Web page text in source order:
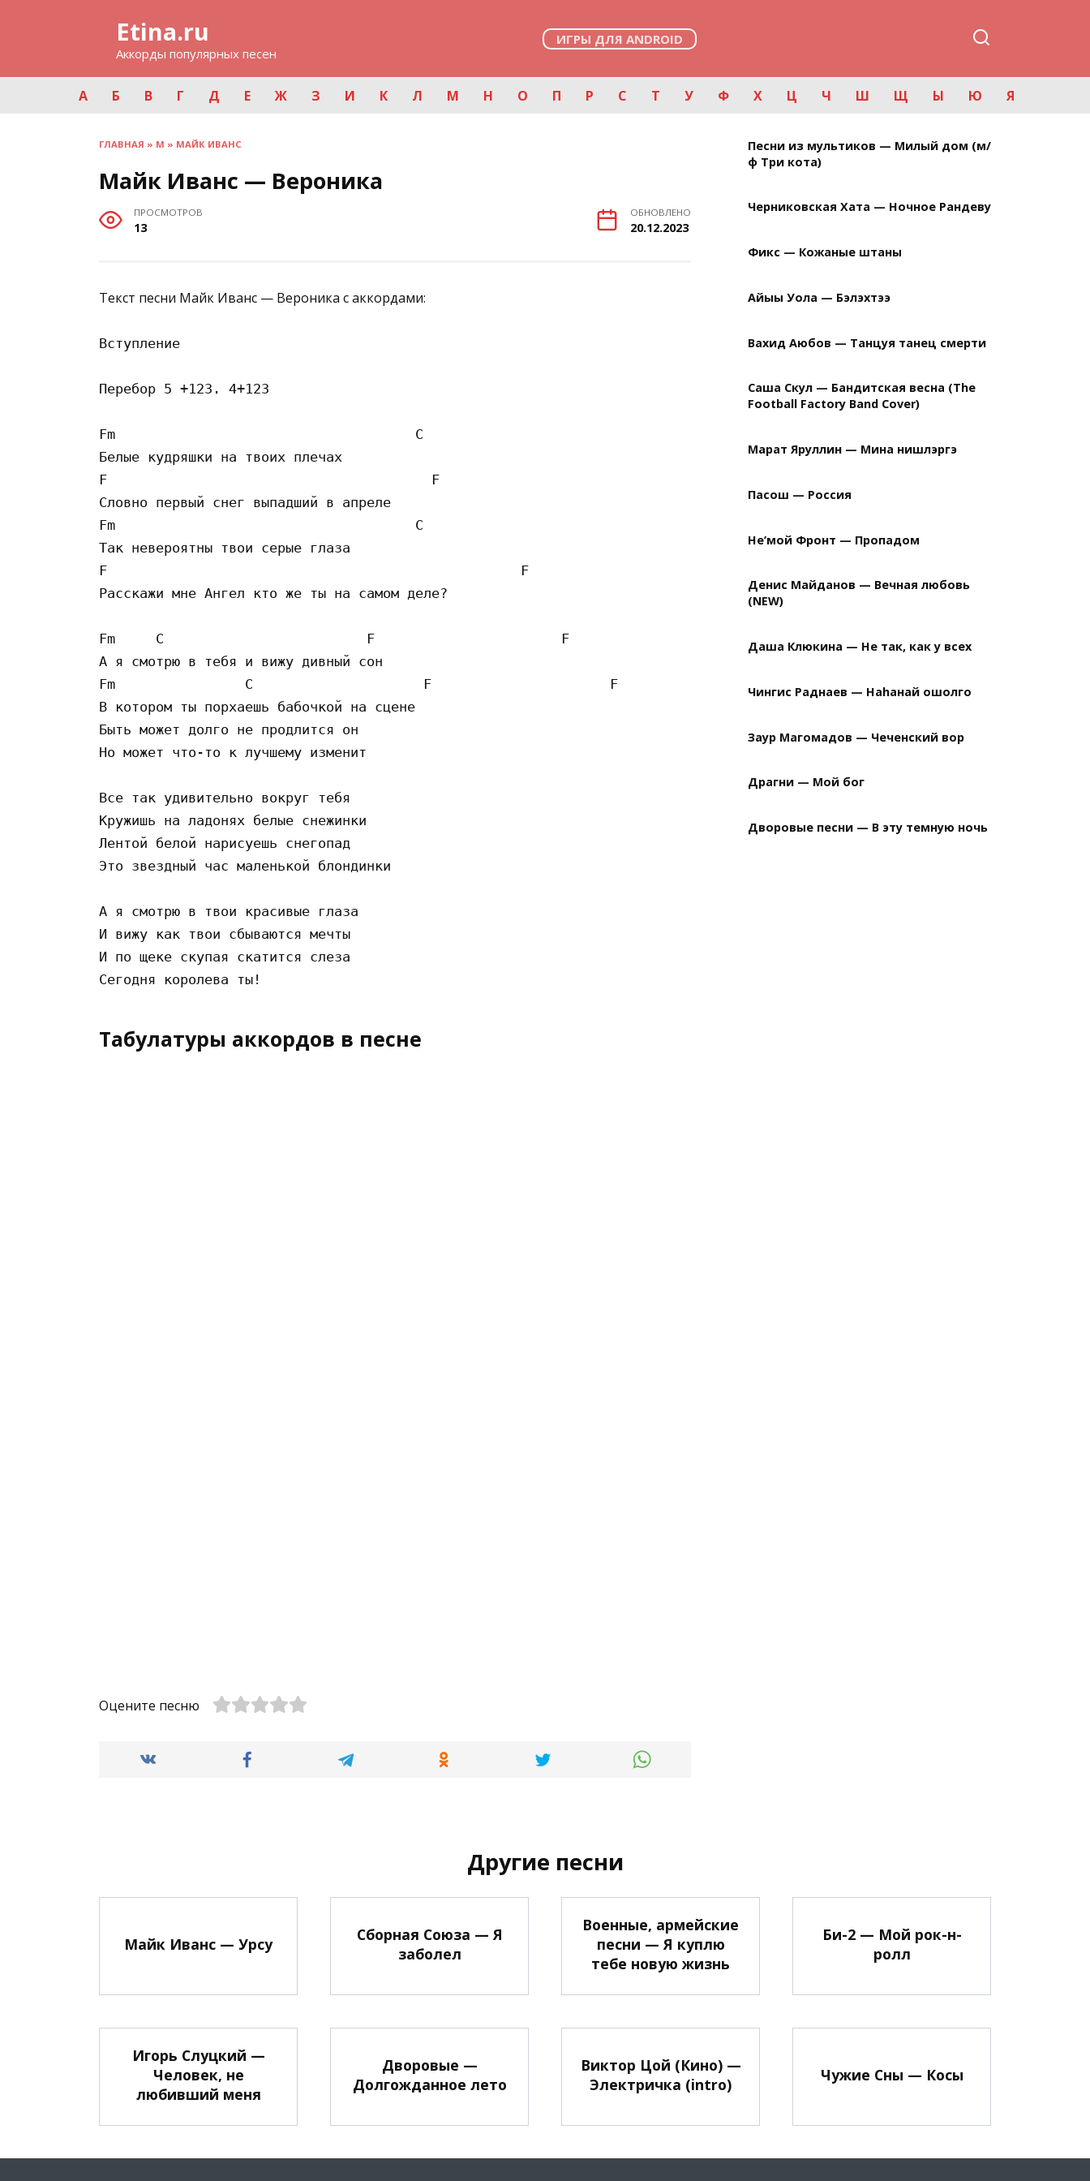
Etina.ru
Аккорды популярных песен
ИГРЫ ДЛЯ ANDROID
А Б В Г Д Е Ж З И К Л М Н О П Р С Т У Ф Х Ц Ч Ш Щ Ы Ю Я
ГЛАВНАЯ » М » МАЙК ИВАНС
Майк Иванс — Вероника
ПРОСМОТРОВ
13
ОБНОВЛЕНО
20.12.2023
Текст песни Майк Иванс — Вероника с аккордами:
Вступление
Перебор 5 +123. 4+123
Fm                                     C
Белые кудряшки на твоих плечах
F                                        F
Словно первый снег выпадший в апреле
Fm                                     C
Так невероятны твои серые глаза
F                                                   F
Расскажи мне Ангел кто же ты на самом деле?
Fm     C                         F                       F
А я смотрю в тебя и вижу дивный сон
Fm                C                     F                      F
В котором ты порхаешь бабочкой на сцене
Быть может долго не продлится он
Но может что-то к лучшему изменит
Все так удивительно вокруг тебя
Кружишь на ладонях белые снежинки
Лентой белой нарисуешь снегопад
Это звездный час маленькой блондинки
А я смотрю в твои красивые глаза
И вижу как твои сбываются мечты
И по щеке скупая скатится слеза
Табулатуры аккордов в песне
Оцените песню
Песни из мультиков — Милый дом (м/
ф Три кота)
Черниковская Хата — Ночное Рандеву
Фикс — Кожаные штаны
Айыы Уола — Бэлэхтээ
Вахид Аюбов — Танцуя танец смерти
Саша Скул — Бандитская весна (The
Football Factory Band Cover)
Марат Яруллин — Мина нишлэргэ
Пасош — Россия
Не’мой Фронт — Пропадом
Денис Майданов — Вечная любовь
(NEW)
Даша Клюкина — Не так, как у всех
Чингис Раднаев — Наhанай ошолго
Заур Магомадов — Чеченский вор
Драгни — Мой бог
Дворовые песни — В эту темную ночь
Другие песни
Майк Иванс — Урсу
Сборная Союза — Я
заболел
Военные, армейские
песни — Я куплю
тебе новую жизнь
Би-2 — Мой рок-н-
ролл
Игорь Слуцкий —
Человек, не
любивший меня
Дворовые —
Долгожданное лето
Виктор Цой (Кино) —
Электричка (intro)
Чужие Сны — Косы